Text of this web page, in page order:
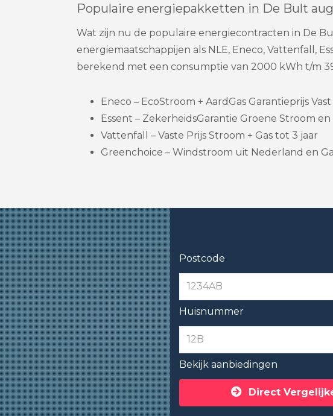
Populaire energiepakketten in De Bult
Wat zijn nu de populaire energiecontracten in De
energiemaatschappijen als NLE, Eneco, Vattenfall,
berekend met een consumptie van 2000 kWh t/m
Eneco – EcoStroom + AardGas Garantieprijs Vast
Essent – ZekerheidsGarantie Groene Stroom en
Vattenfall – Vaste Prijs Stroom + Gas tot 3 jaar
Greenchoice – Windstroom uit Nederland en
Postcode
Huisnummer
Bekijk aanbiedingen
Direct